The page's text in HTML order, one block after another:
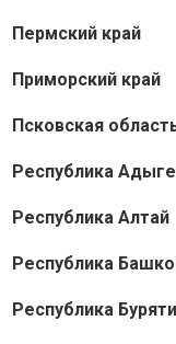
Пермский край
Приморский край
Псковская
Республика
Республика Алтай
Республика
Республика